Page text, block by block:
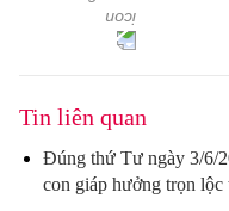
Tin liên quan
Đúng thứ Tư ngày 3/6/
con giáp hưởng trọn